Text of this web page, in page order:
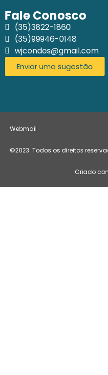
Fale Conosco
(35)3822-1860
(35)99946-0148
wjcondos@gmail.com
Enviar uma sugestão
Webmail
©2023. Todos os direitos
Criado